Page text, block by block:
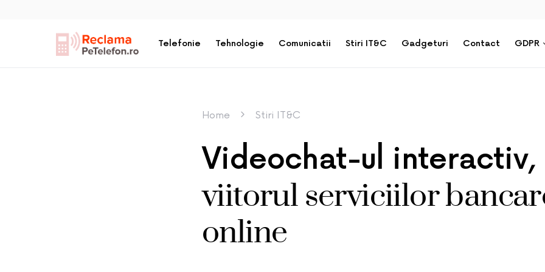
Telefonie Tehnologie Comunicatii Stiri IT&C Gadgeturi Contact GDPR
Home Stiri IT&C
Videochat-ul interactiv,
viitorul serviciilor
online